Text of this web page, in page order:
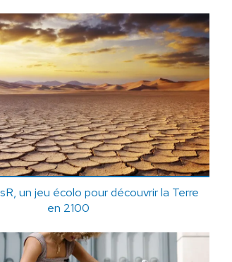
un jeu écolo pour découvrir la Terre
en 2100